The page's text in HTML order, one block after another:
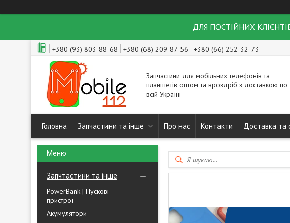
ДЛЯ ПОСТІЙНИХ
+380 (93) 803-88-68 +380 (68) 209-87-56 +380 (66) 252-32-73
Запчастини для мобільних телефонів та
планшетів оптом та вроздріб з доставкою по
всій Україні
Головна Запчастини та інше Про нас Контакти Доставка та
Запчтастини та інше
PowerBank | Пускові
пристрої
Акумулятори